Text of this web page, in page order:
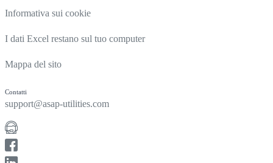
Informativa sui cookie
I dati Excel restano sul tuo computer
Mappa del sito
Contatti
support@asap-utilities.com